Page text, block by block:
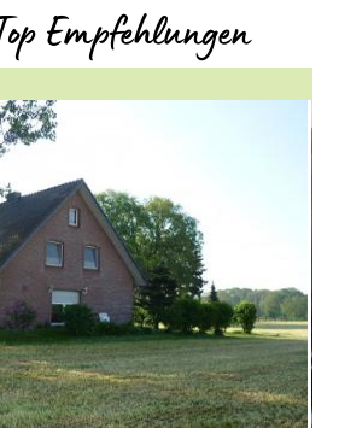
Empfehlungen